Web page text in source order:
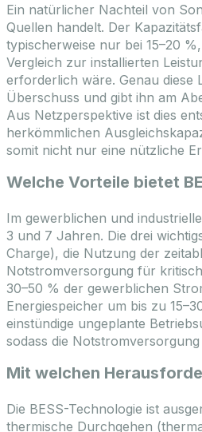
Ein natürlicher Nachteil von
Quellen handelt. Der
typischerweise nur bei 15–20
Vergleich zur installierten
erforderlich wäre. Genau diese
Überschuss und gibt ihn am
Aus Netzperspektive ist dies
herkömmlichen
somit nicht nur eine nützliche
Welche Vorteile bietet
Im gewerblichen und
3 und 7 Jahren. Die drei
Charge), die Nutzung der
Notstromversorgung für
30–50 % der gewerblichen
Energiespeicher um bis zu
einstündige ungeplante
sodass die
Mit welchen
Die BESS-Technologie ist
thermische Durchgehen